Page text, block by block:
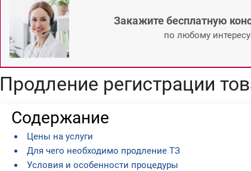
Закажите бесплатную
по любому
Продление регистрации
Содержание
Цены на услуги
Для чего необходимо продление ТЗ
Условия и особенности процедуры